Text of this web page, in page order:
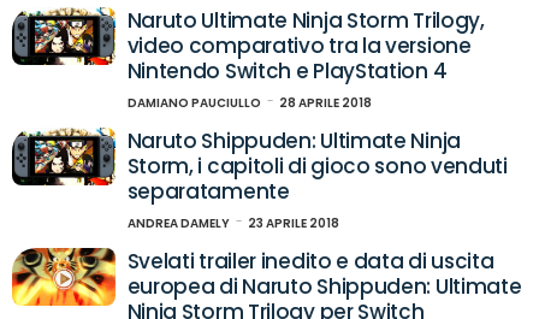
Naruto Ultimate Ninja Storm Trilogy,
video comparativo tra la versione
Nintendo Switch e PlayStation 4
DAMIANO PAUCIULLO 28 APRILE 2018
Naruto Shippuden: Ultimate Ninja
Storm, i capitoli di gioco sono venduti
separatamente
ANDREA DAMELY 23 APRILE 2018
Svelati trailer inedito e data di uscita
europea di Naruto Shippuden: Ultimate
Ninja Storm Trilogy per Switch